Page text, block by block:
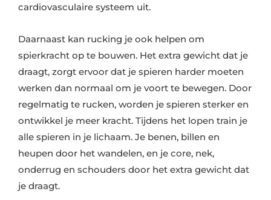
cardiovasculaire systeem uit.
Daarnaast kan rucking je ook helpen om
spierkracht op te bouwen. Het extra gewicht dat je
draagt, zorgt ervoor dat je spieren harder moeten
werken dan normaal om je voort te bewegen. Door
regelmatig te rucken, worden je spieren sterker en
ontwikkel je meer kracht. Tijdens het lopen train je
alle spieren in je lichaam. Je benen, billen en
heupen door het wandelen, en je core, nek,
onderrug en schouders door het extra gewicht dat
je draagt.